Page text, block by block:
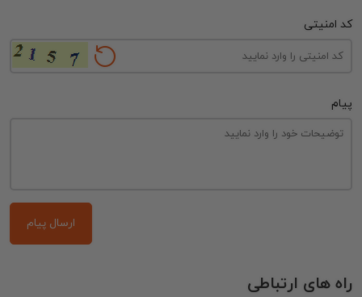
کد امنیتی
پیام
ارسال پیام
راه های ارتباطی